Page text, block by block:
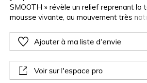
SMOOTH » révèle un relief reprenant la
mousse vivante, au mouvement très
collection d’inspiration végétale. «
en 5 tonalités organiques.
Ajouter à ma liste d'envie
Voir sur l'espace pro